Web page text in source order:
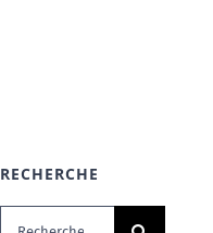
RECHERCHE
Rechercher: